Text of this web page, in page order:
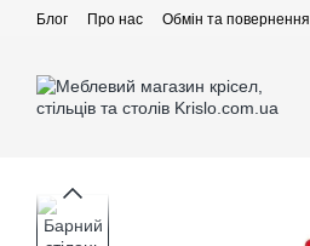
Перейти до основного контенту
Блог Про нас Обмін та повернення